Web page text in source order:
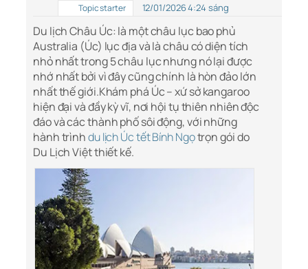
Topic starter 12/01/2026 4:24 sáng
Du lịch Châu Úc: là một châu lục bao phủ
Australia (Úc) lục địa và là châu có diện tích
nhỏ nhất trong 5 châu lục nhưng nó lại được
nhớ nhất bởi vì đây cũng chính là hòn đảo lớn
nhất thế giới.Khám phá Úc – xứ sở kangaroo
hiện đại và đầy kỳ vĩ, nơi hội tụ thiên nhiên độc
đáo và các thành phố sôi động, với những
hành trìnhdu lịch Úc tết Bính Ngọtrọn gói do
Du Lịch Việt thiết kế.